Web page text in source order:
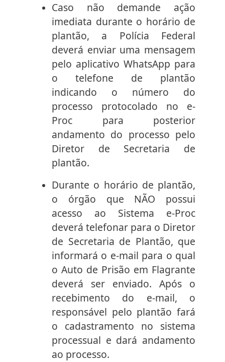
Caso não demande ação
imediata durante o horário de
plantão, a Polícia Federal
deverá enviar uma mensagem
pelo aplicativo WhatsApp para
o telefone de plantão
indicando o número do
processo protocolado no e-
Proc para posterior
andamento do processo pelo
Diretor de Secretaria de
plantão.
Durante o horário de plantão,
o órgão que NÃO possui
acesso ao Sistema e-Proc
deverá telefonar para o Diretor
de Secretaria de Plantão, que
informará o e-mail para o qual
o Auto de Prisão em Flagrante
deverá ser enviado. Após o
recebimento do e-mail, o
responsável pelo plantão fará
o cadastramento no sistema
processual e dará andamento
ao processo.